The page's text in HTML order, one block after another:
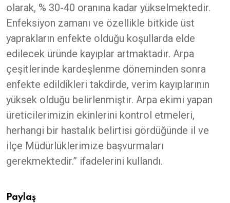
olarak, % 30-40 oranına kadar yükselmektedir.
Enfeksiyon zamanı ve özellikle bitkide üst
yaprakların enfekte olduğu koşullarda elde
edilecek üründe kayıplar artmaktadır. Arpa
çeşitlerinde kardeşlenme döneminden sonra
enfekte edildikleri takdirde, verim kayıplarının
yüksek olduğu belirlenmiştir. Arpa ekimi yapan
üreticilerimizin ekinlerini kontrol etmeleri,
herhangi bir hastalık belirtisi gördüğünde il ve
ilçe Müdürlüklerimize başvurmaları
gerekmektedir.” ifadelerini kullandı.
Paylaş